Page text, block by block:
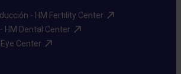
- HM Fertility Center​
HM Dental Center​
Center​